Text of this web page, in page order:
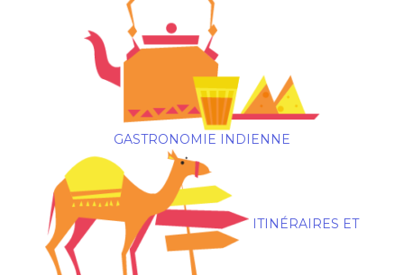
GASTRONOMIE INDIENNE
ITINÉRAIRES ET